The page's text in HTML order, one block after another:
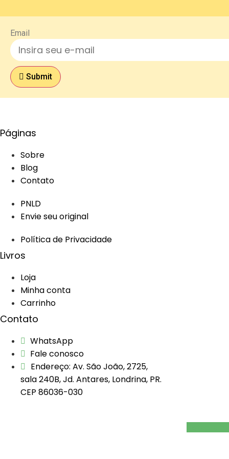
Email
Submit
Páginas
Sobre
Blog
Contato
PNLD
Envie seu original
Política de Privacidade
Livros
Loja
Minha conta
Carrinho
Contato
WhatsApp
Fale conosco
Endereço: Av. São João, 2725,
sala 240B, Jd. Antares, Londrina, PR.
CEP 86036-030